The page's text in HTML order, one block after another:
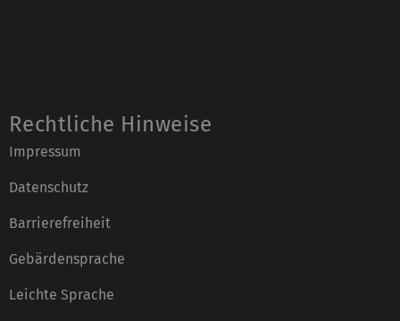
Rechtliche Hinweise
Impressum
Datenschutz
Barrierefreiheit
Gebärdensprache
Leichte Sprache